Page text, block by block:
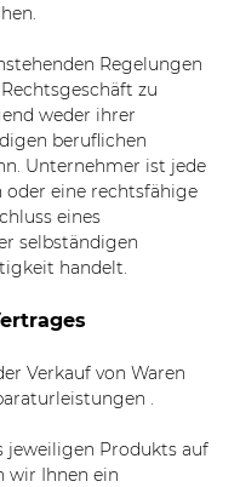
Regelungen
zu
weder ihrer
beruflichen
Unternehmer ist jede
eine rechtsfähige
eines
selbständigen
handelt.
Verkauf von Waren
jeweiligen Produkts auf
wir Ihnen ein